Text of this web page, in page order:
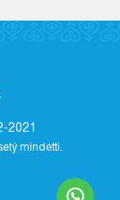
2021
mіndettі.